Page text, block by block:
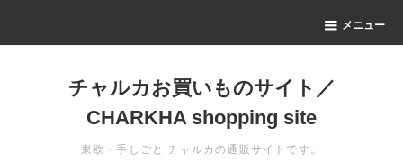
メニュー
チャルカお買いものサイト／
CHARKHA shopping site
東欧・手しごと チャルカの通販サイトです。